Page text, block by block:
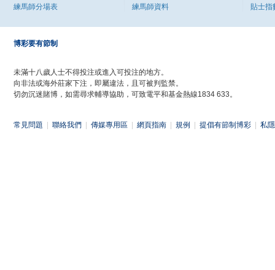
練馬師分場表
練馬師資料
貼士指
博彩要有節制
未滿十八歲人士不得投注或進入可投注的地方。
向非法或海外莊家下注，即屬違法，且可被判監禁。
切勿沉迷賭博，如需尋求輔導協助，可致電平和基金熱線1834 633。
常見問題 聯絡我們 傳媒專用區 網頁指南 規例 提倡有節制博彩 私